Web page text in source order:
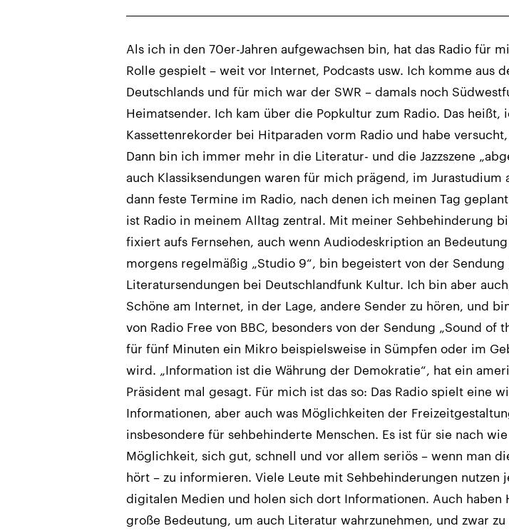
Als ich in den 70er-Jahren aufgewachsen bin, hat das Radio für
Rolle gespielt – weit vor Internet, Podcasts usw. Ich komme aus
Deutschlands und für mich war der SWR – damals noch
Heimatsender. Ich kam über die Popkultur zum Radio. Das heißt,
Kassettenrekorder bei Hitparaden vorm Radio und habe
Dann bin ich immer mehr in die Literatur- und die Jazzszene
auch Klassiksendungen waren für mich prägend, im Jurastudium
dann feste Termine im Radio, nach denen ich meinen Tag
ist Radio in meinem Alltag zentral. Mit meiner Sehbehinderung
fixiert aufs Fernsehen, auch wenn Audiodeskription an
morgens regelmäßig „Studio 9“, bin begeistert von der Sendung
Literatursendungen bei Deutschlandfunk Kultur. Ich bin aber
Schöne am Internet, in der Lage, andere Sender zu hören, und
von Radio Free von BBC, besonders von der Sendung „Sound of
für fünf Minuten ein Mikro beispielsweise in Sümpfen oder im
wird. „Information ist die Währung der Demokratie“, hat ein
Präsident mal gesagt. Für mich ist das so: Das Radio spielt eine
Informationen, aber auch was Möglichkeiten der
insbesondere für sehbehinderte Menschen. Es ist für sie nach
Möglichkeit, sich gut, schnell und vor allem seriös – wenn man
hört – zu informieren. Viele Leute mit Sehbehinderungen nutzen
digitalen Medien und holen sich dort Informationen. Auch haben
große Bedeutung, um auch Literatur wahrzunehmen, und zwar